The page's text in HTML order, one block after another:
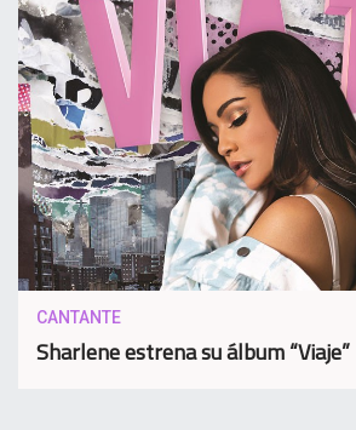
CANTANTE
Sharlene estrena su álbum “Viaje”